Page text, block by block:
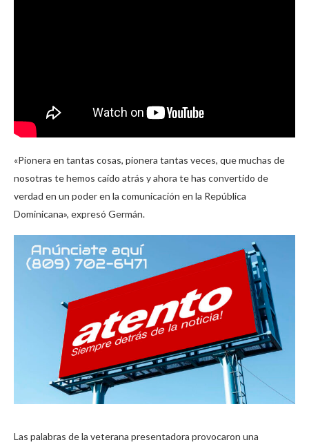
«Pionera en tantas cosas, pionera tantas veces, que muchas de
nosotras te hemos caído atrás y ahora te has convertido de
verdad en un poder en la comunicación en la República
Dominicana», expresó Germán.
Las palabras de la veterana presentadora provocaron una